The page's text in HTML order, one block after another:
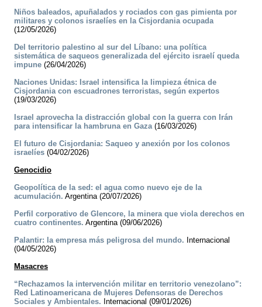
Niños baleados, apuñalados y rociados con gas pimienta por
militares y colonos israelíes en la Cisjordania ocupada
(12/05/2026)
Del territorio palestino al sur del Líbano: una política
sistemática de saqueos generalizada del ejército israelí queda
impune (26/04/2026)
Naciones Unidas: Israel intensifica la limpieza étnica de
Cisjordania con escuadrones terroristas, según expertos
(19/03/2026)
Israel aprovecha la distracción global con la guerra con Irán
para intensificar la hambruna en Gaza(16/03/2026)
El futuro de Cisjordania: Saqueo y anexión por los colonos
israelíes (04/02/2026)
Genocidio
Geopolítica de la sed: el agua como nuevo eje de la
acumulación. Argentina (20/07/2026)
Perfil corporativo de Glencore, la minera que viola derechos en
cuatro continentes. Argentina (09/06/2026)
Palantir: la empresa más peligrosa del mundo. Internacional
(04/05/2026)
Masacres
“Rechazamos la intervención militar en territorio venezolano”:
Red Latinoamericana de Mujeres Defensoras de Derechos
Sociales y Ambientales. Internacional (09/01/2026)